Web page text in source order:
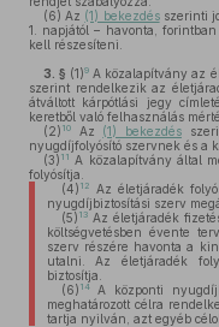
(6) Az (1) bekezdésszerinti
1. napjától – havonta,
kell részesíteni.
3. § (1)9 A közalapítvány az
szerint rendelkezik az
átváltott kárpótlási jegy
keretből való felhasználás
(2) 10 Az (1) bekezdés
nyugdíjfolyósító szervnek és a
(3) 11 A közalapítvány által
folyósítja.
(4) 12
Az életjáradék
nyugdíjbiztosítási szerv
(5) 13Az életjáradék
költségvetésben évente
szerv részére havonta a
utalni. Az életjáradék
biztosítja.
(6) 14A központi
meghatározott célra
tartja nyilván, azt egyéb